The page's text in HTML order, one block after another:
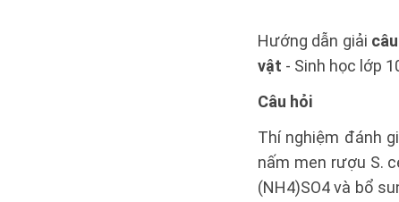
Hướng dẫn giải
vật - Sinh học lớp
Câu hỏi
Thí nghiệm đánh
nấm men rượu S.
(NH4)SO4 và bổ